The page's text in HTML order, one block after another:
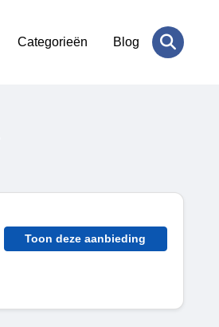
Categorieën Blog
Toon deze aanbieding